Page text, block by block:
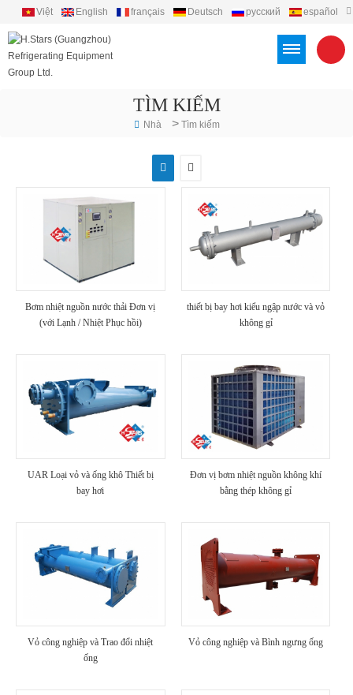
Việt English français Deutsch русский
español
TÌM KIẾM
Nhà > Tìm kiếm
Bơm nhiệt nguồn nước thải Đơn vị
(với Lạnh / Nhiệt Phục hồi)
thiết bị bay hơi kiểu ngập nước và vỏ
không gỉ
UAR Loại vỏ và ống khô Thiết bị
bay hơi
Đơn vị bơm nhiệt nguồn không khí
bằng thép không gỉ
Vỏ công nghiệp và Trao đổi nhiệt
ống
Vỏ công nghiệp và Bình ngưng ống